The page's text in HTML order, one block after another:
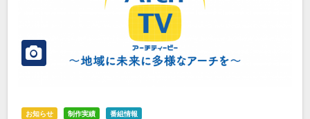
お知らせ 制作実績 番組情報